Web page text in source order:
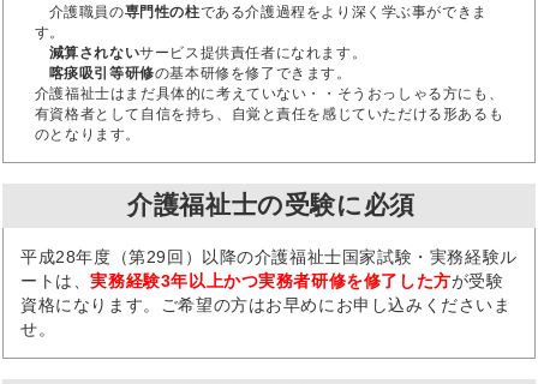
介護職員の専門性の柱である介護過程をより深く学ぶ事ができま
す。
減算されないサービス提供責任者になれます。
喀痰吸引等研修の基本研修を修了できます。
介護福祉士はまだ具体的に考えていない・・そうおっしゃる方にも、
有資格者として自信を持ち、自覚と責任を感じていただける形あるも
のとなります。
介護福祉士の受験に必須
平成28年度（第29回）以降の介護福祉士国家試験・実務経験ル
ートは、実務経験3年以上かつ実務者研修を修了した方が受験
資格になります。ご希望の方はお早めにお申し込みくださいま
せ。